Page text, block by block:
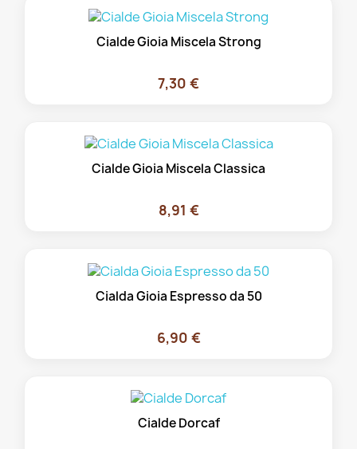
Cialde Gioia Miscela Strong
7,30 €
Cialde Gioia Miscela Classica
8,91 €
Cialda Gioia Espresso da 50
6,90 €
Cialde Dorcaf